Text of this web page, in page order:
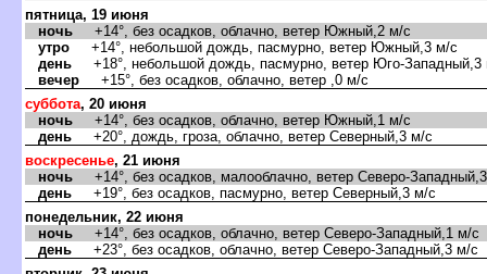
пятница, 19 июня
ночь +14°, без осадков, облачно, ветер Южный,2 м/с
утро +14°, небольшой дождь, пасмурно, ветер Южный,3 м/с
день +18°, небольшой дождь, пасмурно, ветер Юго-Западный,3
ечер +15°, без осадков, облачно, ветер ,0 м/с
суббота, 20 июня
ночь +14°, без осадков, облачно, ветер Южный,1 м/с
день +20°, дождь, гроза, облачно, ветер Северный,3 м/с
оскресенье, 21 июня
ночь +14°, без осадков, малооблачно, ветер Северо-
день +19°, без осадков, пасмурно, ветер Северный,3 м/с
понедельник, 22 июня
ночь +14°, без осадков, облачно, ветер Северо-Западный,1 м/с
день +23°, без осадков, облачно, ветер Северо-Западный,3 м/с